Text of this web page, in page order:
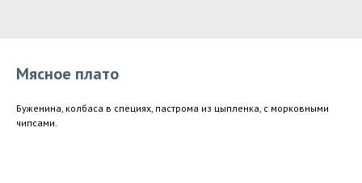
Мясное плато
Буженина, колбаса в специях, пастрома из цыпленка, с морковными
чипсами.